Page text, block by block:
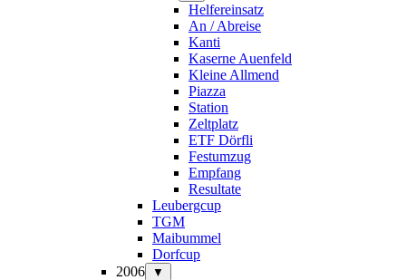
Helfereinsatz
An / Abreise
Kanti
Kaserne Auenfeld
Kleine Allmend
Piazza
Station
Zeltplatz
ETF Dörfli
Festumzug
Empfang
Resultate
Leubergcup
TGM
Maibummel
Dorfcup
2006
▼